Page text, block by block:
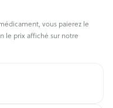
vous paierez le
le prix affiché sur notre